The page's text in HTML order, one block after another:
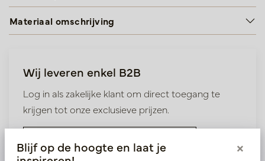
Materiaal omschrijving
Wij leveren enkel B2B
Log in als zakelijke klant om direct toegang te
krijgen tot onze exclusieve prijzen.
Bestaande klant? Log hier in
Blijf op de hoogte en laat je
×